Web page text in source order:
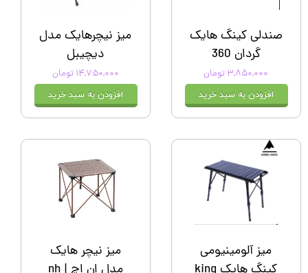
صندلی کینگ هایک
گردان 360
۳,۸۵۰,۰۰۰ تومان
افزودن به سبد خرید
میز نیچرهایک مدل
دیچیبل
۱۴,۷۵۰,۰۰۰ تومان
افزودن به سبد خرید
میز آلومینیومی
میز نیچر هایک